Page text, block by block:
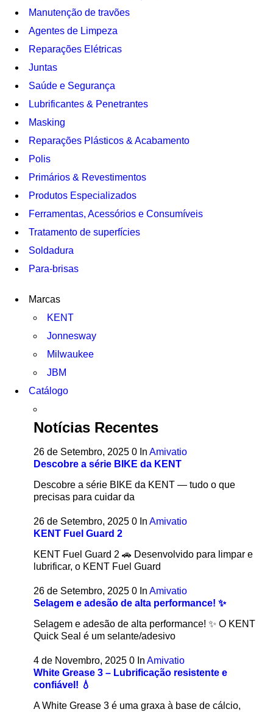
Manutenção de travões
Agentes de Limpeza
Reparações Elétricas
Juntas
Saúde e Segurança
Lubrificantes & Penetrantes
Masking
Reparações Plásticos & Acabamento
Polis
Primários & Revestimentos
Produtos Especializados
Ferramentas, Acessórios e Consumíveis
Tratamento de superfícies
Soldadura
Para-brisas
Marcas
KENT
Jonnesway
Milwaukee
JBM
Catálogo
Notícias Recentes
26 de Setembro, 2025 0 In Amivatio
Descobre a série BIKE da KENT
Descobre a série BIKE da KENT — tudo o que
precisas para cuidar da
26 de Setembro, 2025 0 In Amivatio
KENT Fuel Guard 2
KENT Fuel Guard 2 🚗 Desenvolvido para limpar e
lubrificar, o KENT Fuel Guard
26 de Setembro, 2025 0 In Amivatio
Selagem e adesão de alta performance! ✨
Selagem e adesão de alta performance! ✨ O KENT
Quick Seal é um selante/adesivo
4 de Novembro, 2025 0 In Amivatio
White Grease 3 – Lubrificação resistente e
confiável! 💧
A White Grease 3 é uma graxa à base de cálcio,